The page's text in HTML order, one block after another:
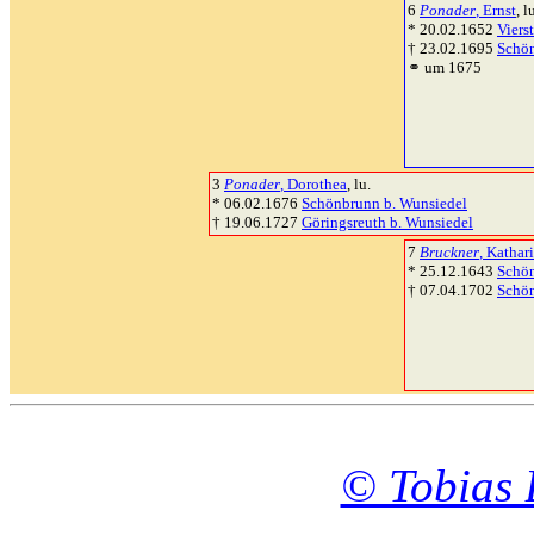
6 Ponader, Ernst,
* 20.02.1652
† 23.02.1695
⚭ um 1675
3 Ponader, Dorothea, lu.
* 06.02.1676 Schönbrunn b. Wunsiedel
† 19.06.1727 Göringsreuth b. Wunsiedel
7 Bruckner,
* 25.12.1643
† 07.04.1702
© Tobias